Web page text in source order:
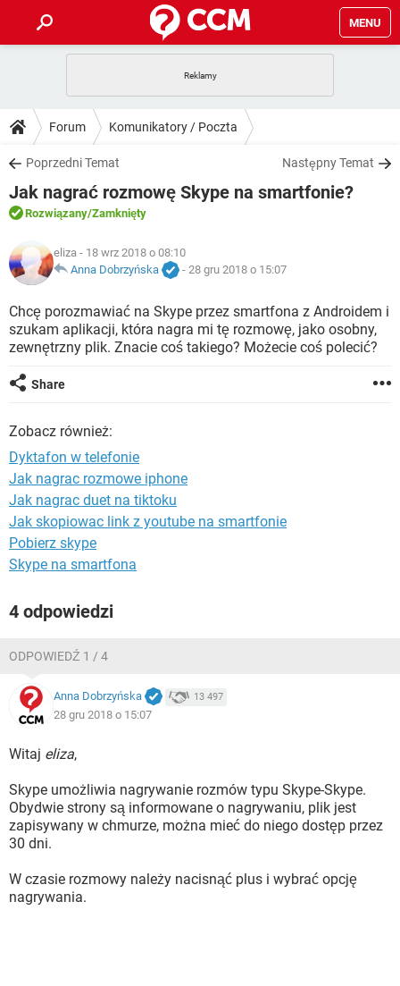
MENU
GRY WHATSAPP
SPOTIFY
INSTAGRAM FACEBOOK
WINDOWS 10
PORADY
PlayStation TIKTOK
SPOTIFY
WINDOWS 10
DO POBRANIA
ANDROID TIKTOK
GRY
IOS
INSTAGRAM
WINDOWS 10
FORUM
GRY WHATSAPP
INSTAGRAM FACEBOOK
ARTYKUŁY
COVID-19
GRY WHATSAPP
SPOTIFY NETFLIX
INSTAGRAM
Forum Komunikatory / Poczta
Poprzedni Temat Następny Temat
Jak nagrać rozmowę Skype na smartfonie?
Rozwiązany/Zamknięty
eliza - 18 wrz 2018 o 08:10
Anna Dobrzyńska
- 28 gru 2018 o 15:07
Chcę porozmawiać na Skype przez smartfona z Androidem i
szukam aplikacji, która nagra mi tę rozmowę, jako osobny,
zewnętrzny plik. Znacie coś takiego? Możecie coś polecić?
Share
Zobacz również:
Dyktafon w telefonie
Jak nagrac rozmowe iphone
Jak nagrac duet na tiktoku
Jak skopiowac link z youtube na smartfonie
Pobierz skype
Skype na smartfona
4 odpowiedzi
ODPOWIEDŹ 1 / 4
Anna Dobrzyńska 13 497
28 gru 2018 o 15:07
Witaj eliza,
Skype umożliwia nagrywanie rozmów typu Skype-Skype.
Obydwie strony są informowane o nagrywaniu, plik jest
zapisywany w chmurze, można mieć do niego dostęp przez
30 dni.
W czasie rozmowy należy nacisnąć plus i wybrać opcję
nagrywania.